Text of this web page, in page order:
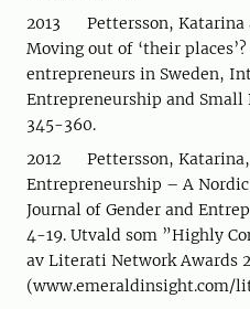
2013 Pettersson, Katarina
Moving out of ‘their
entrepreneurs in Sweden,
Entrepreneurship and Small
345-360.
2012 Pettersson, Katarina,
Entrepreneurship – A
Journal of Gender and
4-19. Utvald som ”Highly
av Literati Network Awards
(www.emeraldinsight.com/